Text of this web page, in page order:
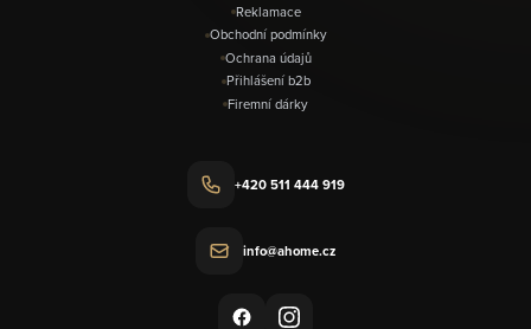
Reklamace
Obchodní podmínky
Ochrana údajů
Přihlášení b2b
Firemní dárky
+420 511 444 919
info@ahome.cz